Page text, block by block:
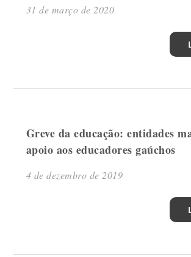
31 de março de 2020
Greve da educação: entidades
apoio aos educadores gaúchos
4 de dezembro de 2019